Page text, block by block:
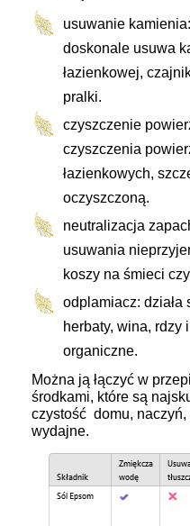
usuwanie
doskonale usuwa
łazienkowej,
pralki.
czyszczenie
czyszczenia
łazienkowych,
oczyszczoną.
neutralizacja
usuwania
koszy na śmieci
odplamiacz: działa
herbaty, wina, rdzy
organiczne.
Można ją łączyć w
środkami, które są
czystość domu, naczyń,
wydajne.